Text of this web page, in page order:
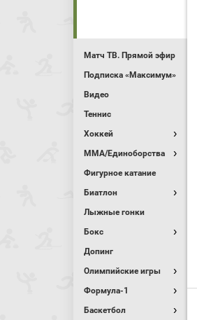
Матч ТВ. Прямой эфир
Подписка «Максимум»
Видео
Теннис
Хоккей
MMA/Единоборства
Фигурное катание
Биатлон
Лыжные гонки
Бокс
Допинг
Олимпийские игры
Формула-1
Баскетбол